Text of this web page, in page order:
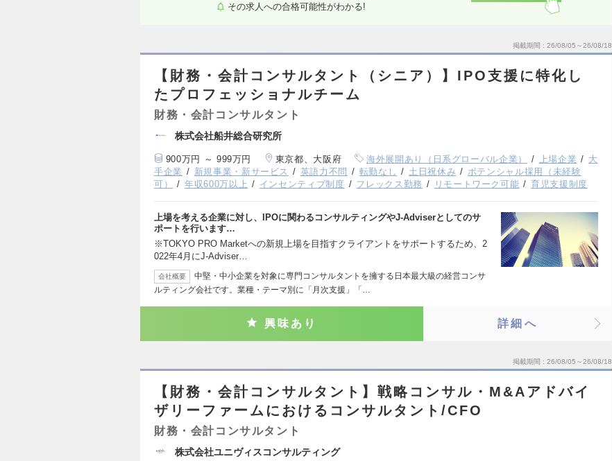
その求人への合格可能性がわかる!
掲載期間 26/08/05～26/08/18
【財務・会計コンサルタント（シニア）】IPO支援に特化し
たプロフェッショナルチーム
財務・会計コンサルタント
株式会社船井総合研究所
900万円 ～ 999万円 東京都、大阪府 海外展開あり（日系グローバル企業） 上場企業
大
手企業
新規事業・新サービス 英語力不問 転勤なし 土日祝休み
ポテンシャル採用（未経験
可）
年収600万以上 インセンティブ制度 フレックス勤務 リモートワーク可能 育児支援制度
上場を考える企業に対し、IPOに関わるコンサルティングやJ-Adviserとしてのサ
ポートを行います…
※TOKYO PRO Marketへの新規上場を目指すクライアントをサポートするため、2
022年4月にJ-Adviser…
会社概要
中堅・中小企業を対象に専門コンサルタントを擁する日本最大級の経営コンサ
ルティング会社です。業種・テーマ別に「月次支援」「…
興味あり 詳細へ
掲載期間 26/08/05～26/08/18
【財務・会計コンサルタント】戦略コンサル・M&Aアドバイ
ザリーファームにおけるコンサルタント/CFO
財務・会計コンサルタント
株式会社ユニヴィスコンサルティング